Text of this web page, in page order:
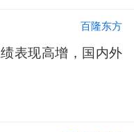
百隆东方
表现高增，国内外